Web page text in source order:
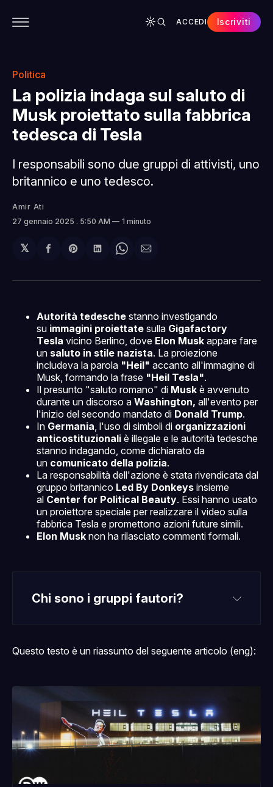
ACCEDI Iscriviti
Politica
La polizia indaga sul saluto di
Musk proiettato sulla fabbrica
tedesca di Tesla
I responsabili sono due gruppi di attivisti, uno
britannico e uno tedesco.
Amir Ati
27 gennaio 2025 . 5:50 AM 1 minuto
𝕏
Condividi
Facebook
Share
Pinterest
Condividi
LinkedIn
Share
WhatsApp
Condividi
email
Autorità tedesche stanno investigando
su immagini proiettate sulla Gigafactory
Tesla vicino Berlino, dove Elon Musk appare fare
un saluto in stile nazista. La proiezione
includeva la parola "Heil" accanto all'immagine di
Musk, formando la frase "Heil Tesla".
Il presunto "saluto romano" di Musk è avvenuto
durante un discorso a Washington, all'evento per
l'inizio del secondo mandato di Donald Trump.
In Germania , l'uso di simboli di organizzazioni
anticostituzionali è illegale e le autorità tedesche
stanno indagando, come dichiarato da
un comunicato della polizia.
La responsabilità dell'azione è stata rivendicata dal
gruppo britannico Led By Donkeys insieme
al Center for Political Beauty. Essi hanno usato
un proiettore speciale per realizzare il video sulla
fabbrica Tesla e promettono azioni future simili.
Elon Musk non ha rilasciato commenti formali.
Chi sono i gruppi fautori?
Center for Political Beauty
Questo testo è un riassunto del seguente articolo (eng):